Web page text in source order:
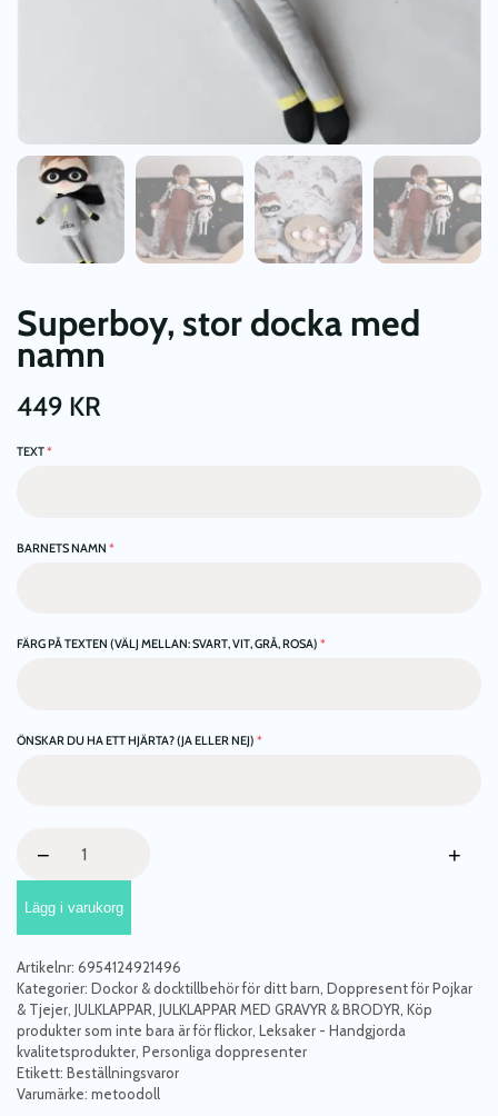
Superboy, stor docka med
namn
449 KR
TEXT*
BARNETS NAMN *
FÄRG PÅ TEXTEN (VÄLJ MELLAN: SVART, VIT, GRÅ, ROSA) *
ÖNSKAR DU HA ETT HJÄRTA? (JA ELLER NEJ) *
stor
med
namn
mängd
− +
Lägg i varukorg
Artikelnr: 6954124921496
Kategorier: Dockor & docktillbehör för ditt barn Doppresent för Pojkar
& Tjejer JULKLAPPAR JULKLAPPAR MED GRAVYR & BRODYR Köp
produkter som inte bara är för flickor Leksaker - Handgjorda
kvalitetsprodukter Personliga doppresenter
Etikett: Beställningsvaror
Varumärke: metoodoll